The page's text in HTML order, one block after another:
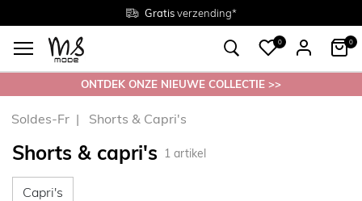
Gratisverzending*
Maten38 - 54
Gratisretourneren in de winkel
0 0
ONTDEK ONZE NIEUWE COLLECTIE >>
Soldes-Fr Shorts & Capri's
Shorts & capri's 1 artikel
Capri's